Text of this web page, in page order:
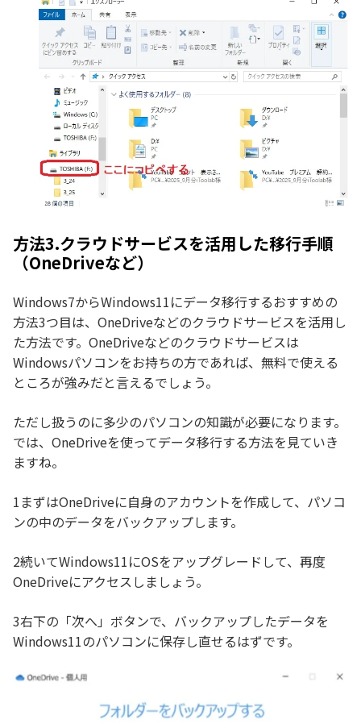
方法3.クラウドサービスを活用した移行手順
（OneDriveなど）
Windows7からWindows11にデータ移行するおすすめの
方法3つ目は、OneDriveなどのクラウドサービスを活用し
た方法です。OneDriveなどのクラウドサービスは
Windowsパソコンをお持ちの方であれば、無料で使える
ところが強みだと言えるでしょう。
ただし扱うのに多少のパソコンの知識が必要になります。
では、OneDriveを使ってデータ移行する方法を見ていき
ますね。
1まずはOneDriveに自身のアカウントを作成して、パソコ
ンの中のデータをバックアップします。
2続いてWindows11にOSをアップグレードして、再度
OneDriveにアクセスしましょう。
3右下の「次へ」ボタンで、バックアップしたデータを
Windows11のパソコンに保存し直せるはずです。